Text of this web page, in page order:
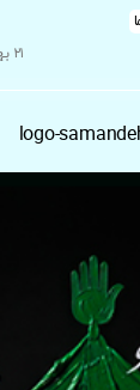
۲۱ بهمن ۱۴۰۳ ساعت ۲۰:۳۹:۲۴